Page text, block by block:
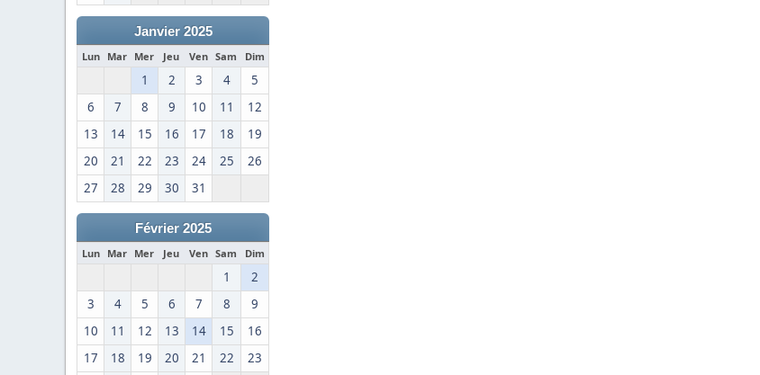
Janvier 2025
Lun Mar Mer Jeu Ven Sam Dim
1 2 3 4
5
6
7 8 9 10 11
12
13
14 15 16 17 18
19
20
21 22 23 24 25
26
27
28 29 30 31
Février 2025
Lun Mar Mer Jeu Ven Sam Dim
1
2
3
4 5 6 7 8
9
10
11 12 13 14 15
16
17
18 19 20 21 22 23